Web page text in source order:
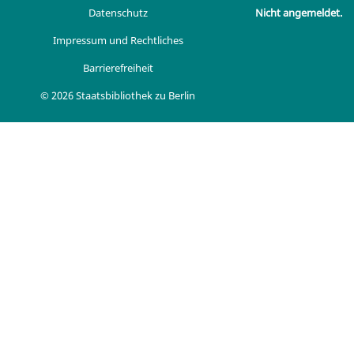
Datenschutz
Impressum und Rechtliches
Barrierefreiheit
© 2026 Staatsbibliothek zu Berlin
Nicht angemeldet.